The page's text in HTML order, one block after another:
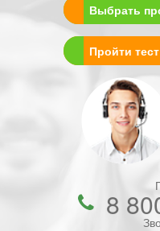
Выбрать
Пройти
8